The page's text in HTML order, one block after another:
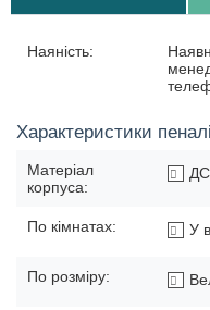
Наяність:
Характеристики
Матеріал
корпуса:
По кімнатах: У
По розміру: